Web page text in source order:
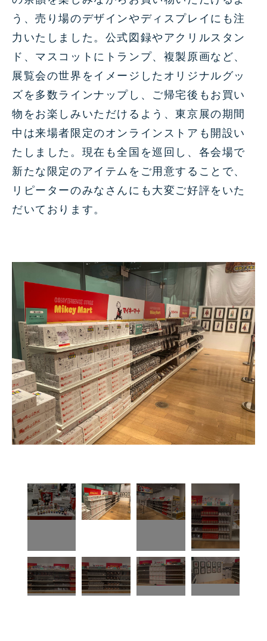
う、売り場のデザインやディスプレイにも注
力いたしました。公式図録やアクリルスタン
ド、マスコットにトランプ、複製原画など、
展覧会の世界をイメージしたオリジナルグッ
ズを多数ラインナップし、ご帰宅後もお買い
物をお楽しみいただけるよう、東京展の期間
中は来場者限定のオンラインストアも開設い
たしました。現在も全国を巡回し、各会場で
新たな限定のアイテムをご用意することで、
リピーターのみなさんにも大変ご好評をいた
だいております。